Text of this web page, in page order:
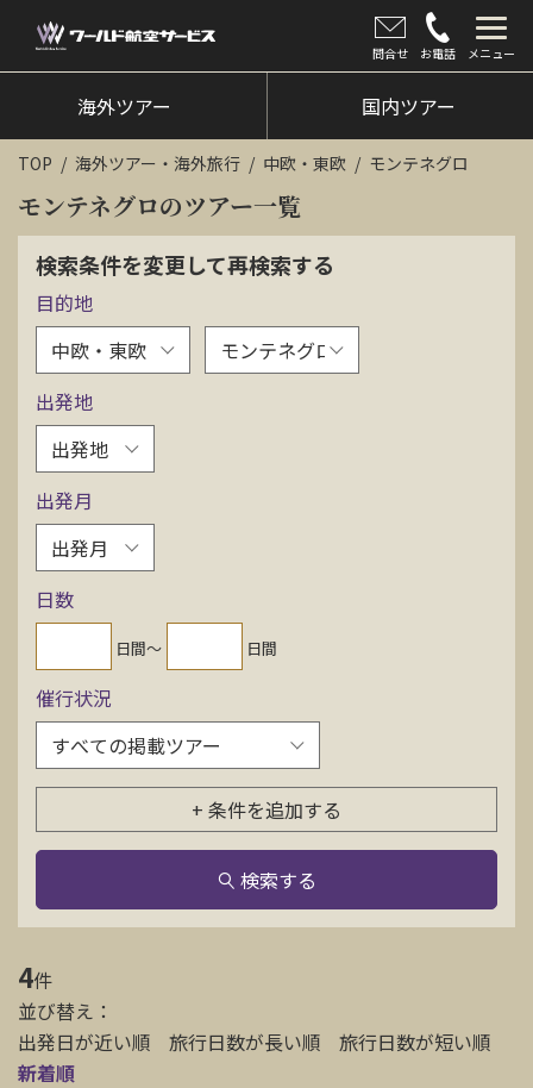
問合せ お電話 メニュー
海外ツアー
国内ツアー
クルーズツアー
ツアー催行状況
旅のひろば
イベント
新着情報
会社情報
資料請求
電話にてお問い合わせ
検索
海外ツアー 国内ツアー
TOP 海外ツアー・海外旅行 中欧・東欧 モンテネグロ
モンテネグロのツアー一覧
検索条件を変更して再検索する
目的地
出発地
出発月
日数
日間〜 日間
催行状況
+ 条件を追加する
検索する
4件
並び替え：
出発日が近い順
旅行日数が長い順
旅行日数が短い順
新着順